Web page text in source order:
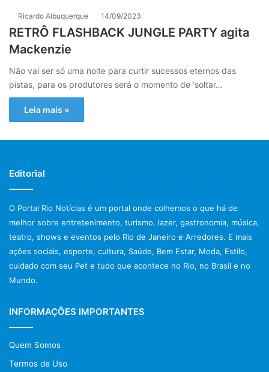
Ricardo Albuquerque 14/09/2023
RETRÔ FLASHBACK JUNGLE PARTY agita
Mackenzie
Não vai ser só uma noite para curtir sucessos eternos das
pistas, para os produtores será o momento de ‘soltar…
Leia mais »
Editorial
O Portal Rio Notícias é um portal onde colhemos o que há de
melhor sobre entretenimento, turismo, lazer, gastronomia, música,
teatro, shows e eventos pelo Rio de Janeiro e Arredores. E mais
ações sociais, esporte, cultura, Saúde, Bem Estar, Moda, Estilo,
cuidado com seu Pet e tudo que acontece no Rio, no Brasil e no
Mundo.
INFORMAÇÕES IMPORTANTES
Quem Somos
Termos de Uso